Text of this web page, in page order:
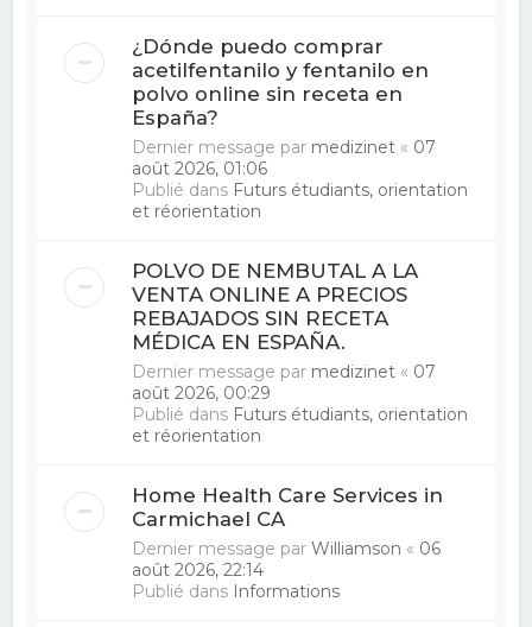
¿Dónde puedo comprar
acetilfentanilo y fentanilo en
polvo online sin receta en
España?
Dernier message par medizinet « 07
août 2026, 01:06
Publié dans Futurs étudiants, orientation
et réorientation
POLVO DE NEMBUTAL A LA
VENTA ONLINE A PRECIOS
REBAJADOS SIN RECETA
MÉDICA EN ESPAÑA.
Dernier message par medizinet « 07
août 2026, 00:29
Publié dans Futurs étudiants, orientation
et réorientation
Home Health Care Services in
Carmichael CA
Dernier message parWilliamson « 06
août 2026, 22:14
Publié dans Informations